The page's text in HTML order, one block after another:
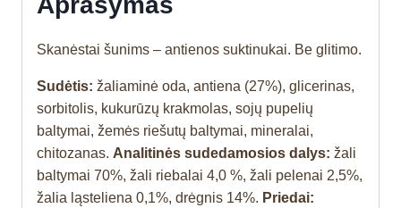
Skanėstai šunims – antienos suktinukai. Be glitimo.
Sudėtis: žaliaminė oda, antiena (27%), glicerinas,
sorbitolis, kukurūzų krakmolas, sojų pupelių
baltymai, žemės riešutų baltymai, mineralai,
chitozanas. Analitinės sudedamosios dalys: žali
baltymai 70%, žali riebalai 4,0 %, žali pelenai 2,5%,
žalia ląsteliena 0,1%, drėgnis 14%. Priedai: